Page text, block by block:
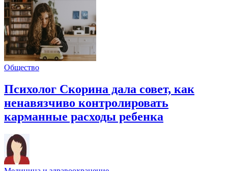
Общество
Психолог Скорина дала совет, как
ненавязчиво контролировать
карманные расходы ребенка